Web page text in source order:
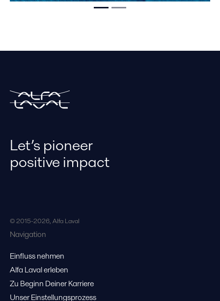
Let’s pioneer
positive impact
© 2015-2026, Alfa Laval
Navigation
Einfluss nehmen
Alfa Laval erleben
Zu Beginn Deiner Karriere
Unser Einstellungsprozess